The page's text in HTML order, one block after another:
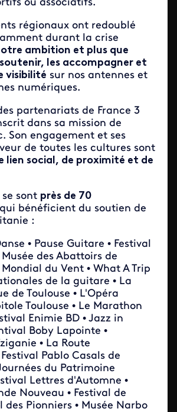
ou associatifs.
régionaux ont redoublé
durant la crise
ambition et plus que
les accompagner et
visibilité sur nos antennes et
numériques.
partenariats de France 3
dans sa mission de
Son engagement et ses
de toutes les cultures sont
lien social, de proximité et de
sont près de 70
qui bénéficient du soutien de
:
• Pause Guitare • Festival
Musée des Abattoirs de
Mondial du Vent • What A Trip
de la guitare • La
de Toulouse • L'Opéra
Toulouse • Le Marathon
Enimie BD • Jazz in
Boby Lapointe •
• La Route
Pablo Casals de
du Patrimoine
Lettres d'Automne •
Nouveau • Festival de
des Pionniers • Musée Narbo